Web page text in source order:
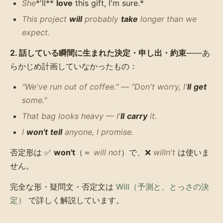
She*'ll** love this gift, I'm sure.*
This project willprobably take longer than we
expect.
2. 話している瞬間に生まれた決定・申し出・約束——あ
らかじめ計画していなかったもの：
"We've run out of coffee." — "Don't worry, I'll get
some."
That bag looks heavy — I'll carryit.
I won't tellanyone, I promise.
否定形は ✅ won't （＝ will not）で、❌ willn't は使いま
せん。
完全な形・疑問文・否定文は Will（予測と、とっさの決
定）
で詳しく解説しています。